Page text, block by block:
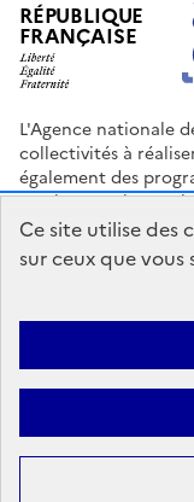
Ce site utilise des
sur ceux que
RÉPUBLIQUE
FRANÇAISE
L'Agence nationale
collectivités à
également des
soutiennent les
data.gouv.fr
Accessibilité :
Sauf mention contraire,